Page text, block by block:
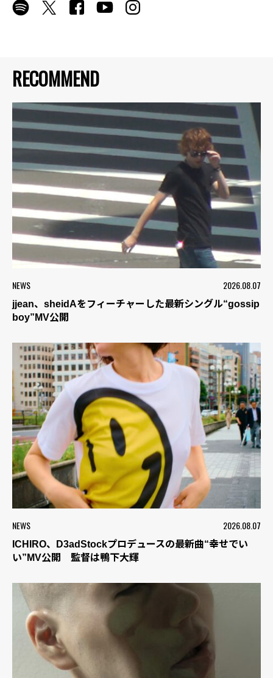
RECOMMEND
NEWS 2026.08.07
jjean、sheidAをフィーチャーした最新シングル“gossip
boy”MV公開
NEWS 2026.08.07
ICHIRO、D3adStockプロデュースの最新曲“幸せでい
い”MV公開 監督は鴨下大輝